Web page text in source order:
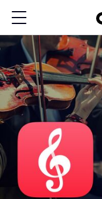
ン
コ
ン
テ
ン
に
移